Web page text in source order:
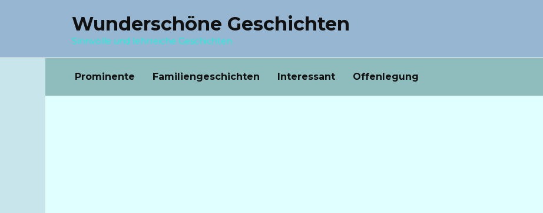
Wunderschöne Geschichten
Sinnvolle und lehrreiche Geschichten
Prominente Familiengeschichten Interessant Offenlegung